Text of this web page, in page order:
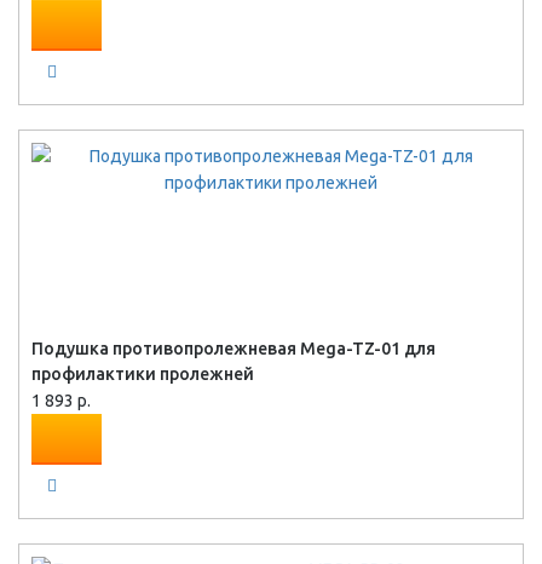
Подушка противопролежневая Mega-TZ-01 для
профилактики пролежней
1 893 р.